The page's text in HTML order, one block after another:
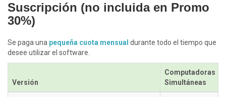
Suscripción (no incluida en Promo
30%)
Se paga una pequeña cuota mensual durante todo el tiempo que
desee utilizar el software.
Versión
Computadoras
Simultáneas